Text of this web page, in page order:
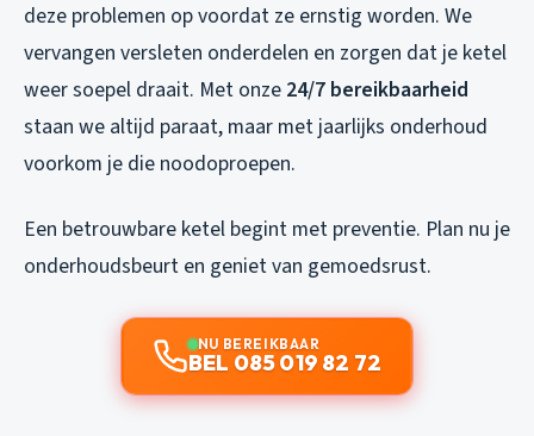
deze problemen op voordat ze ernstig worden. We
vervangen versleten onderdelen en zorgen dat je ketel
weer soepel draait. Met onze 24/7 bereikbaarheid
staan we altijd paraat, maar met jaarlijks onderhoud
voorkom je die noodoproepen.
Een betrouwbare ketel begint met preventie. Plan nu je
onderhoudsbeurt en geniet van gemoedsrust.
NU BEREIKBAAR
BEL 085 019 82 72